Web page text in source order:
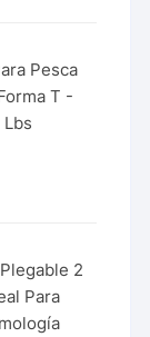
Pesca
T -
2
Para